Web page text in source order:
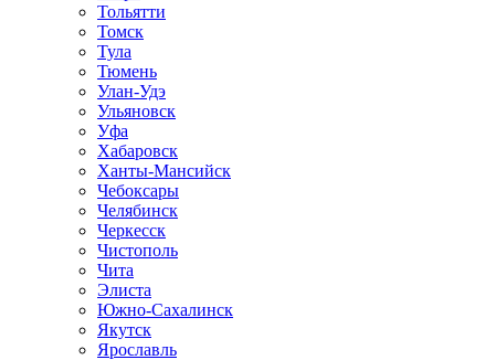
Тольятти
Томск
Тула
Тюмень
Улан-Удэ
Ульяновск
Уфа
Хабаровск
Ханты-Мансийск
Чебоксары
Челябинск
Черкесск
Чистополь
Чита
Элиста
Южно-Сахалинск
Якутск
Ярославль